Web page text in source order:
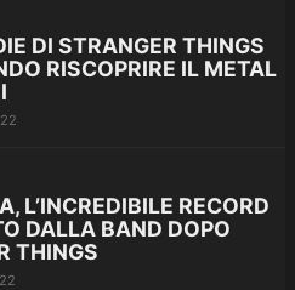
DI STRANGER THINGS
RISCOPRIRE IL METAL
L’INCREDIBILE RECORD
DALLA BAND DOPO
THINGS